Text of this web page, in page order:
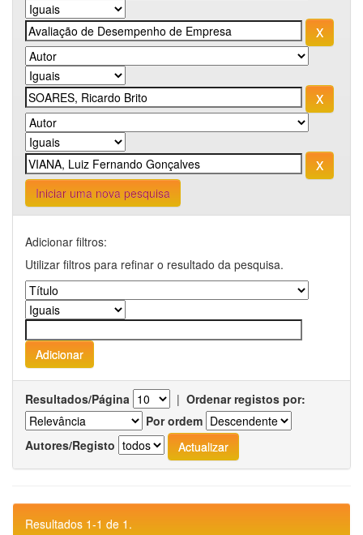
Iniciar uma nova pesquisa
Adicionar filtros:
Utilizar filtros para refinar o resultado da pesquisa.
Resultados/Página | Ordenar registos por:
Por ordem
Autores/Registo
Resultados 1-1 de 1.